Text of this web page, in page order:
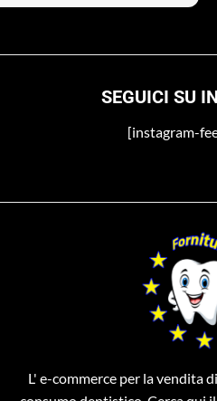
SEGUICI SU
[instagram-
L' e-commerce per la vendita